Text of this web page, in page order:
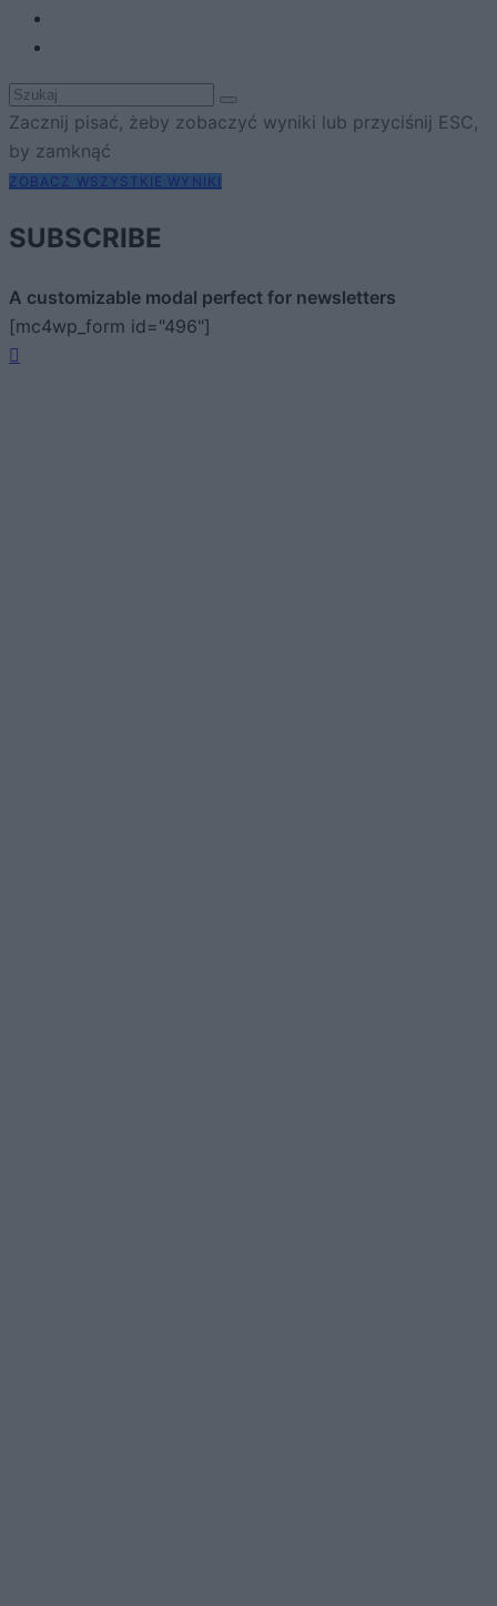
Zacznij pisać, żeby zobaczyć wyniki lub przyciśnij ESC,
by zamknąć
ZOBACZ WSZYSTKIE WYNIKI
SUBSCRIBE
A customizable modal perfect for newsletters
[mc4wp_form id="496"]